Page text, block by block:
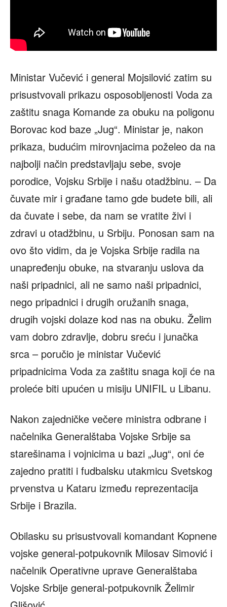
Ministar Vučević i general Mojsilović zatim su
prisustvovali prikazu osposobljenosti Voda za
zaštitu snaga Komande za obuku na poligonu
Borovac kod baze „Jug“. Ministar je, nakon
prikaza, budućim mirovnjacima poželeo da na
najbolji način predstavljaju sebe, svoje
porodice, Vojsku Srbije i našu otadžbinu. – Da
čuvate mir i građane tamo gde budete bili, ali
da čuvate i sebe, da nam se vratite živi i
zdravi u otadžbinu, u Srbiju. Ponosan sam na
ovo što vidim, da je Vojska Srbije radila na
unapređenju obuke, na stvaranju uslova da
naši pripadnici, ali ne samo naši pripadnici,
nego pripadnici i drugih oružanih snaga,
drugih vojski dolaze kod nas na obuku. Želim
vam dobro zdravlje, dobru sreću i junačka
srca – poručio je ministar Vučević
pripadnicima Voda za zaštitu snaga koji će na
proleće biti upućen u misiju UNIFIL u Libanu.
Nakon zajedničke večere ministra odbrane i
načelnika Generalštaba Vojske Srbije sa
starešinama i vojnicima u bazi „Jug“, oni će
zajedno pratiti i fudbalsku utakmicu Svetskog
prvenstva u Kataru između reprezentacija
Srbije i Brazila.
Obilasku su prisustvovali komandant Kopnene
vojske general-potpukovnik Milosav Simović i
načelnik Operativne uprave Generalštaba
Vojske Srbije general-potpukovnik Želimir